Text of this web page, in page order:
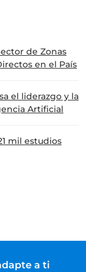
de Zonas
en el País
el liderazgo y la
Artificial
mil estudios
a ti